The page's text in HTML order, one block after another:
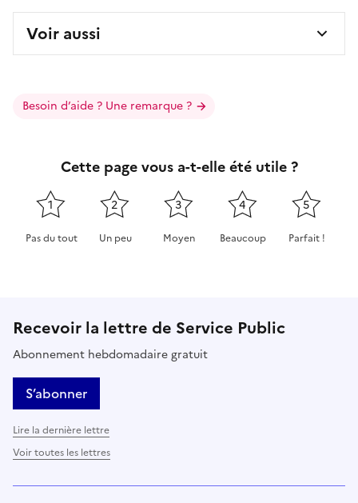
Voir aussi
Besoin d’aide ? Une remarque ?
Cette page vous a-t-elle été utile ?
1
Pas du tout
2
Un peu
3
Moyen
4
Beaucoup
5
Parfait !
Recevoir la lettre de Service Public
Abonnement hebdomadaire gratuit
S’abonner
Lire la dernière lettre
Voir toutes les lettres